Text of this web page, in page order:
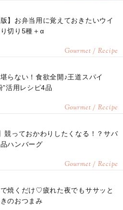
版】お弁当用に覚えておきたいウイ
切り5種＋α
Gourmet / Recipe
らない！食欲全開♪王道スパイ
”活用レシピ4品
Gourmet / Recipe
競っておかわりしたくなる！？サバ
ハンバーグ
Gourmet / Recipe
で焼くだけ♡疲れた夜でもササッと
のおつまみ